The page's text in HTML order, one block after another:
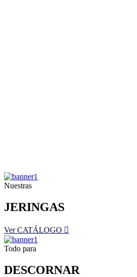
Nuestras
JERINGAS
Ver CATÁLOGO
Todo para
DESCORNAR